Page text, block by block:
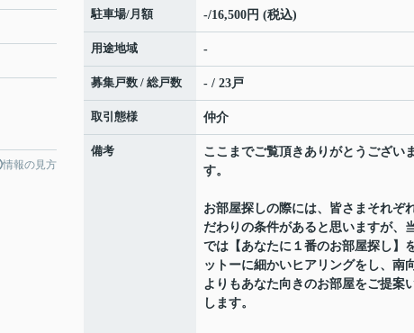
情報の見方
駐車場/月額 -/16,500円 (税込)
用途地域 -
募集戸数 / 総戸数 - / 23戸
取引態様 仲介
備考
ここまでご覧頂きありがとうござい
す。
お部屋探しの際には、皆さまそれぞ
だわりの条件があると思いますが、
では【あなたに１番のお部屋探し】
ットーに細かいヒアリングをし、南
よりもあなた向きのお部屋をご提案
します。